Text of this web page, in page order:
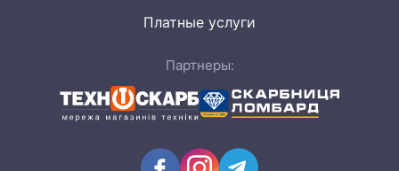
Платные услуги
Партнеры: